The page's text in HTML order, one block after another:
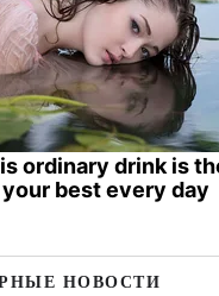
ordinary drink is
best every day
НОВОСТИ